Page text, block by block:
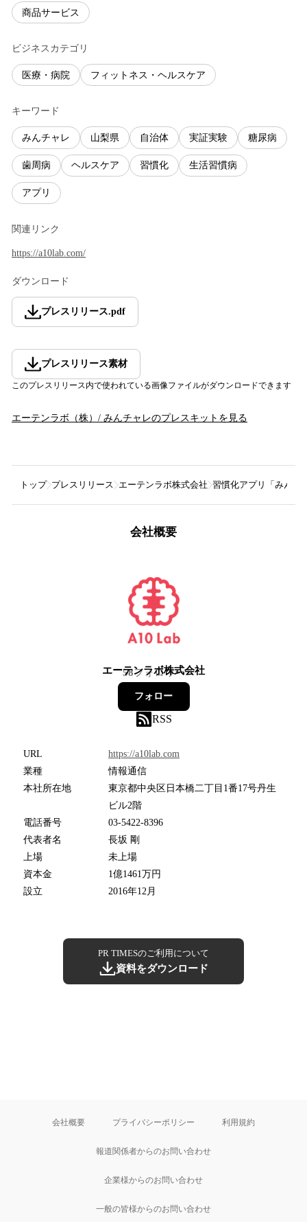
商品サービス
ビジネスカテゴリ
医療・病院 フィットネス・ヘルスケア
キーワード
みんチャレ 山梨県 自治体 実証実験 糖尿病
歯周病 ヘルスケア 習慣化 生活習慣病
アプリ
関連リンク
https://a10lab.com/
ダウンロード
プレスリリース.pdf
プレスリリース素材
このプレスリリース内で使われている画像ファイルがダウンロードできます
エーテンラボ（株）/ みんチャレのプレスキットを見る
トップ プレスリリース エーテンラボ株式会社 習慣化アプリ「みんチ
会社概要
エーテンラボ株式会社
58フォロワー
フォロー
RSS
URL
https://a10lab.com
業種
情報通信
本社所在地
東京都中央区日本橋二丁目1番17号丹生
ビル2階
電話番号
03-5422-8396
代表者名
長坂 剛
上場
未上場
資本金
1億1461万円
設立
2016年12月
PR TIMESのご利用について
資料をダウンロード
会社概要 プライバシーポリシー 利用規約
報道関係者からのお問い合わせ
企業様からのお問い合わせ
一般の皆様からのお問い合わせ